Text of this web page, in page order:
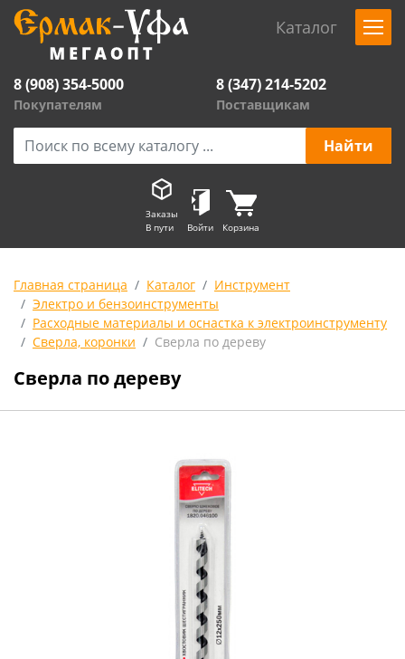
Каталог
8 (908) 354-5000
Покупателям
8 (347) 214-5202
Поставщикам
Заказы
В пути
Войти Корзина
Главная страница Каталог
Инструмент
Электро и бензоинструменты
Расходные материалы и оснастка к электроинструменту
Сверла, коронки
Сверла по дереву
Сверла по дереву